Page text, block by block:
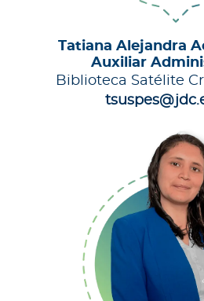
Tatiana Alejandra
Auxiliar
Biblioteca Satélite